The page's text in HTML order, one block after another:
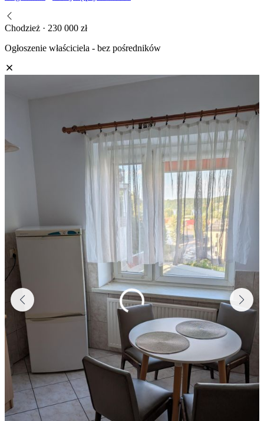
Chodzież · 230 000 zł
Ogłoszenie właściciela - bez pośredników